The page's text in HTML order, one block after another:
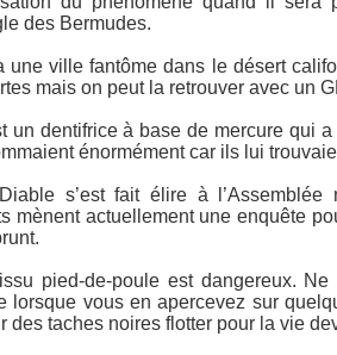
des Bermudes.
une ville fantôme dans le désert
mais on peut la retrouver avec un
un dentifrice à base de mercure qui
énormément car ils lui
s’est fait élire à l’Assemblée
mènent actuellement une enquête
pied-de-poule est dangereux.
lorsque vous en apercevez sur
des taches noires flotter pour la vie